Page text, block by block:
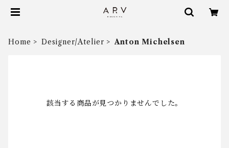
Home Designer/Atelier Anton Michelsen
該当する商品が見つかりませんでした。